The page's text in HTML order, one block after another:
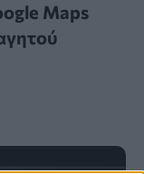
Maps